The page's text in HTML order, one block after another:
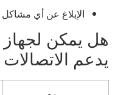
الإبلاغ عن أي مشاكل
يمكن لجهاز
الاتصالات